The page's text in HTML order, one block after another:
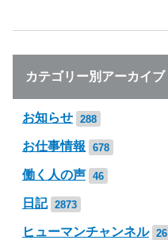
カテゴリー別アーカイブ
お知らせ 288
お仕事情報 678
働く人の声 46
日記 2873
ヒューマンチャンネル 26